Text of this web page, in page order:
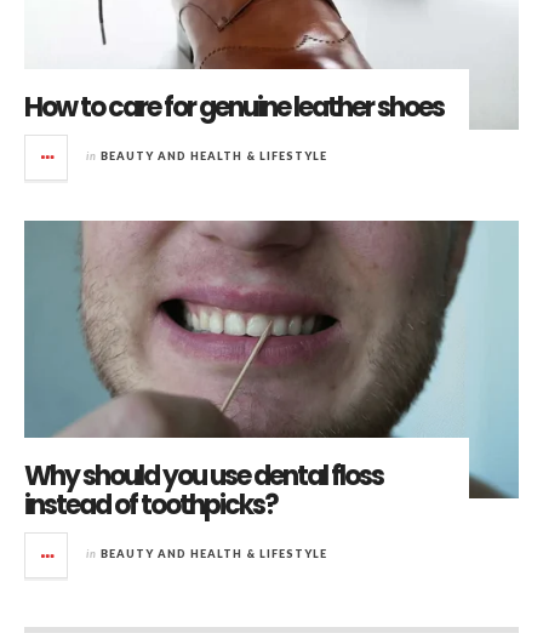
How to care for genuine leather shoes
in BEAUTY AND HEALTH & LIFESTYLE
Why should you use dental floss
instead of toothpicks?
in BEAUTY AND HEALTH & LIFESTYLE